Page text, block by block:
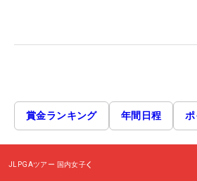
賞金ランキング 年間日程
JLPGAツアー 国内女子